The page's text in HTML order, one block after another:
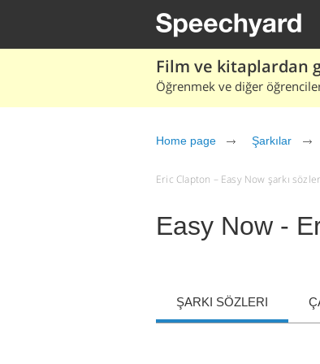
Film ve kitaplardan
Öğrenmek ve diğer
Home page Şarkılar
Eric Clapton – Easy Now şarkı
Easy Now -
ŞARKI SÖZLERI